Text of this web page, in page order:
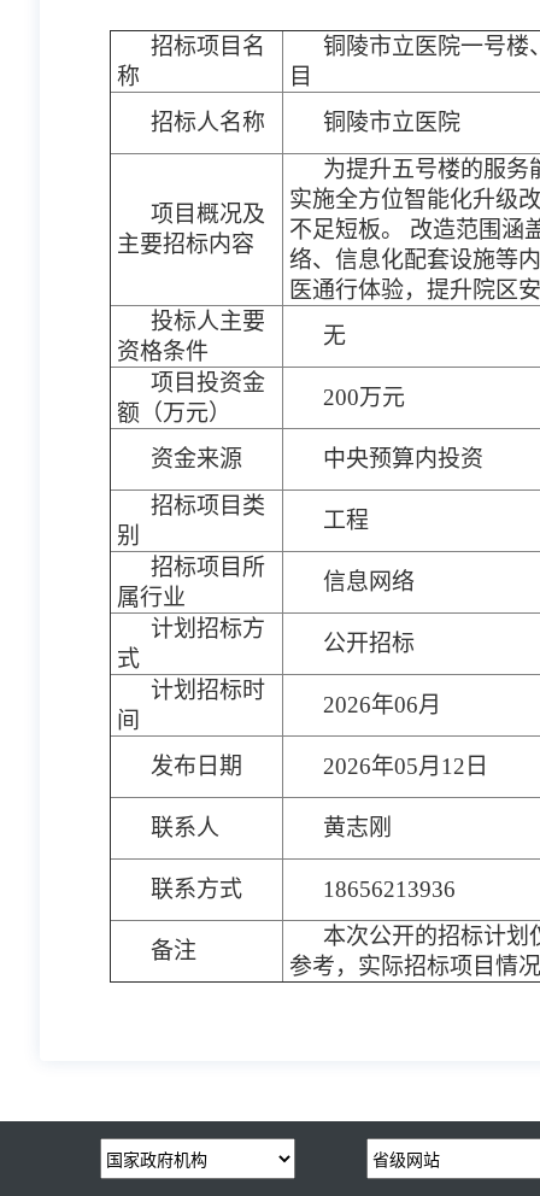
招标项目名
称
铜陵市立医院一号楼
目
招标人名称
铜陵市立医院
项目概况及
主要招标内容
为提升五号楼的服务
实施全方位智能化升级
不足短板。 改造范围涵
络、信息化配套设施等
医通行体验，提升院区
投标人主要
资格条件
无
项目投资金
额（万元）
200万元
资金来源
中央预算内投资
招标项目类
别
工程
招标项目所
属行业
信息网络
计划招标方
式
公开招标
计划招标时
间
2026年06月
发布日期 2026年05月12日
联系人 黄志刚
联系方式 18656213936
备注
本次公开的招标计划
参考，实际招标项目情